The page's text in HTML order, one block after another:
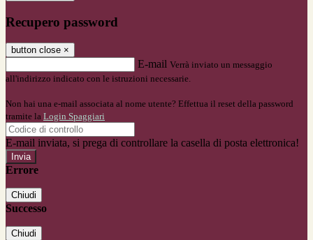
Recupero password
button close ×
E-mail Verrà inviato un messaggio
all'indirizzo indicato con le istruzioni necessarie.
Non hai una e-mail associata al nome utente? Effettua il reset della password
tramite la Login Spaggiari
E-mail inviata, si prega di controllare la casella di posta elettronica!
Errore
Chiudi
Successo
Chiudi